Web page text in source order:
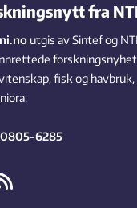
fra
utgis av Sintef og
fisk og
0805-6285